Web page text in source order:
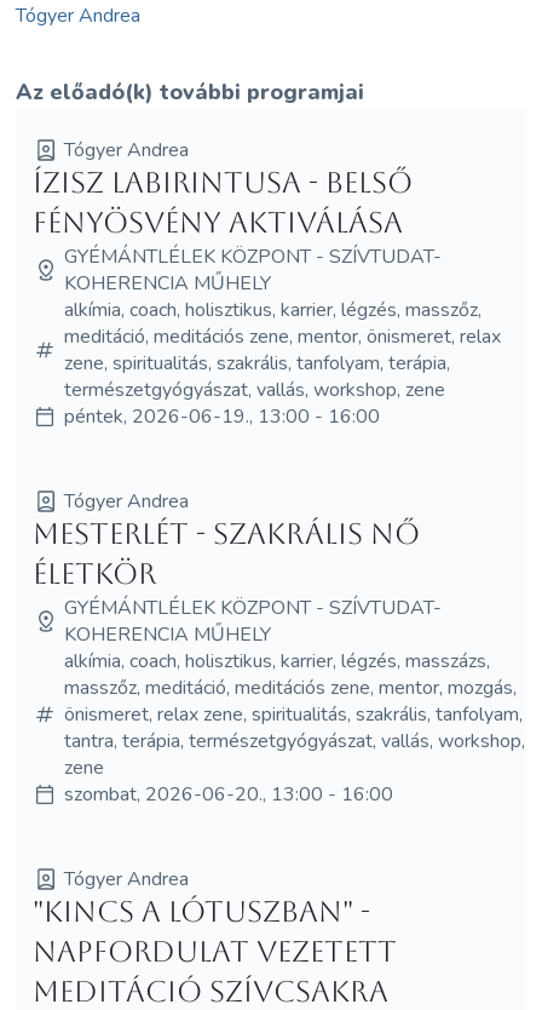
Tógyer Andrea
Az előadó(k) további programjai
Tógyer Andrea
Ízisz Labirintusa - Belső
Fényösvény aktiválása
GYÉMÁNTLÉLEK KÖZPONT - SZÍVTUDAT-
KOHERENCIA MŰHELY
alkímia, coach, holisztikus, karrier, légzés, masszőz,
meditáció, meditációs zene, mentor, önismeret, relax
zene, spiritualitás, szakrális, tanfolyam, terápia,
természetgyógyászat, vallás, workshop, zene
péntek, 2026-06-19., 13:00 - 16:00
Tógyer Andrea
MesterLét - Szakrális NŐ
Életkör
GYÉMÁNTLÉLEK KÖZPONT - SZÍVTUDAT-
KOHERENCIA MŰHELY
alkímia, coach, holisztikus, karrier, légzés, masszázs,
masszőz, meditáció, meditációs zene, mentor, mozgás,
önismeret, relax zene, spiritualitás, szakrális, tanfolyam,
tantra, terápia, természetgyógyászat, vallás, workshop,
zene
szombat, 2026-06-20., 13:00 - 16:00
Tógyer Andrea
"Kincs a Lótuszban" -
Napfordulat vezetett
meditáció Szívcsakra